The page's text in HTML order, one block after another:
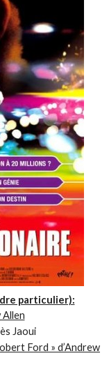
particulier):
Jaoui
Ford » d’Andrew